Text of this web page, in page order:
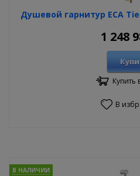
Душевой гарнитур ECA
1 248
Купить
В
В НАЛИЧИИ